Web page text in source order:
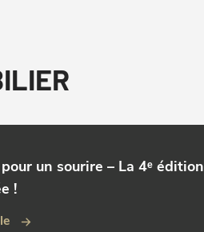
un sourire – La 4ᵉ édition
!